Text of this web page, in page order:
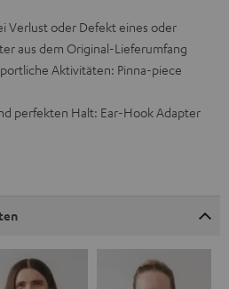
Verlust oder Defekt eines oder
aus dem Original-Lieferumfang
Aktivitäten: Pinna-piece
perfekten Halt: Ear-Hook Adapter